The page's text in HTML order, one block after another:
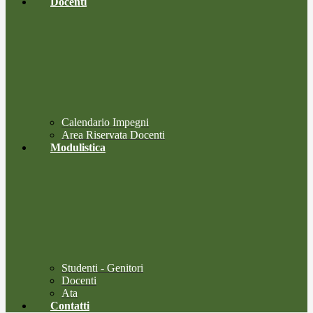
Calendario Impegni
Area Riservata Docenti
Modulistica
Studenti - Genitori
Docenti
Ata
Contatti